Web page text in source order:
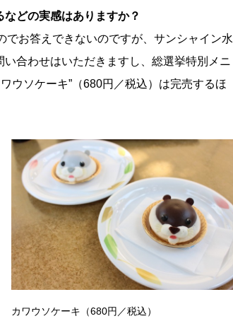
どの実感はありますか？
でお答えできないのですが、サンシャイン水
合わせはいただきますし、総選挙特別メニ
ウソケーキ”（680円／税込）は完売するほ
カワウソケーキ（680円／税込）